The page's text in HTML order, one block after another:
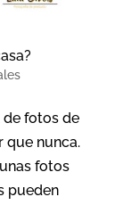
de fotos de
que nunca.
fotos
pueden